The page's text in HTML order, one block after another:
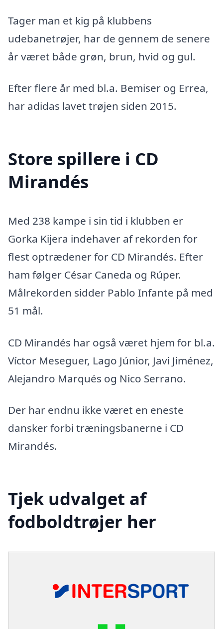
Tager man et kig på klubbens
udebanetrøjer, har de gennem de senere
år været både grøn, brun, hvid og gul.
Efter flere år med bl.a. Bemiser og Errea,
har adidas lavet trøjen siden 2015.
Store spillere i CD
Mirandés
Med 238 kampe i sin tid i klubben er
Gorka Kijera indehaver af rekorden for
flest optrædener for CD Mirandés. Efter
ham følger César Caneda og Rúper.
Målrekorden sidder Pablo Infante på med
51 mål.
CD Mirandés har også været hjem for bl.a.
Víctor Meseguer, Lago Júnior, Javi Jiménez,
Alejandro Marqués og Nico Serrano.
Der har endnu ikke været en eneste
dansker forbi træningsbanerne i CD
Mirandés.
Tjek udvalget af
fodboldtrøjer her